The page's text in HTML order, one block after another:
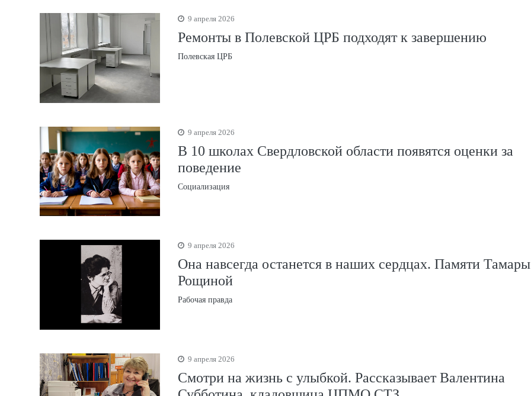
9 апреля 2026
Ремонты в Полевской ЦРБ подходят к завершению
Полевская ЦРБ
9 апреля 2026
В 10 школах Свердловской области появятся оценки за
поведение
Социализация
9 апреля 2026
Она навсегда останется в наших сердцах. Памяти Тамары
Рощиной
Рабочая правда
9 апреля 2026
Смотри на жизнь с улыбкой. Рассказывает Валентина